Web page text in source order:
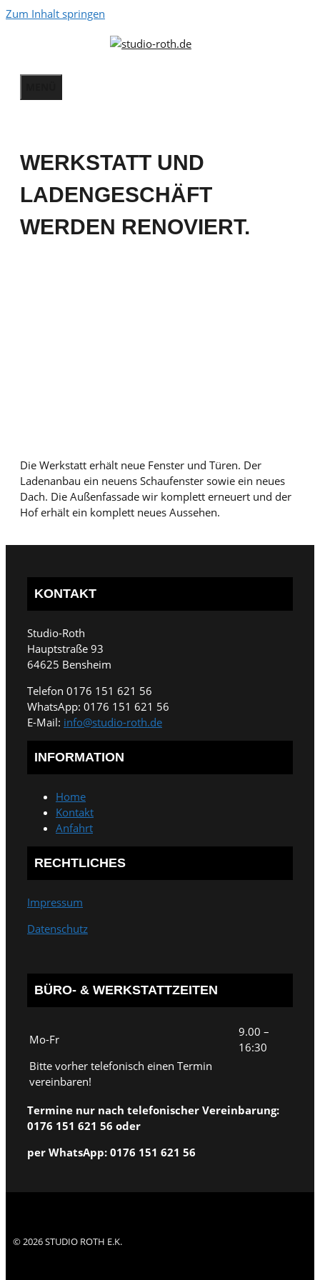
Zum Inhalt springen
WERKSTATT UND
LADENGESCHÄFT
WERDEN RENOVIERT.
Die Werkstatt erhält neue Fenster und Türen. Der
Ladenanbau ein neuens Schaufenster sowie ein neues
Dach. Die Außenfassade wir komplett erneuert und der
Hof erhält ein komplett neues Aussehen.
KONTAKT
Studio-Roth
Hauptstraße 93
64625 Bensheim
Telefon 0176 151 621 56
WhatsApp: 0176 151 621 56
E-Mail: info@studio-roth.de
INFORMATION
Home
Kontakt
Anfahrt
RECHTLICHES
Impressum
Datenschutz
BÜRO- & WERKSTATTZEITEN
Mo-Fr
9.00 –
16:30
Bitte vorher telefonisch einen Termin
vereinbaren!
Termine nur nach telefonischer Vereinbarung:
0176 151 621 56 oder
per WhatsApp: 0176 151 621 56
© 2026 STUDIO ROTH E.K.